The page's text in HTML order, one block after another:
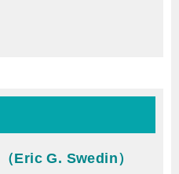
（Eric G. Swedin）